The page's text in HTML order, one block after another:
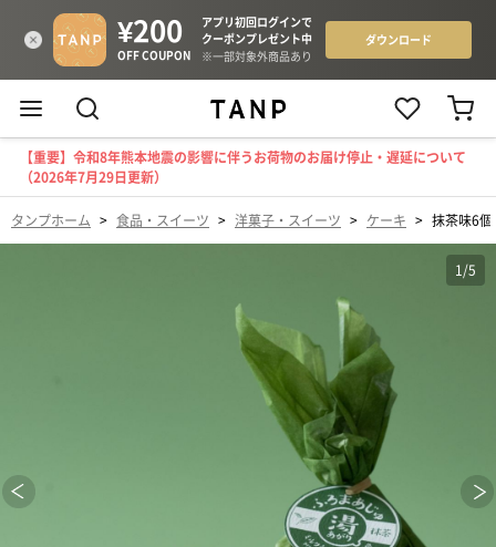
【重要】令和8年熊本地震の影響に伴うお荷物のお届け停止・遅延について
（2026年7月29日更新）
タンプホーム > 食品・スイーツ > 洋菓子・スイーツ > ケーキ > 抹茶味6
1/5